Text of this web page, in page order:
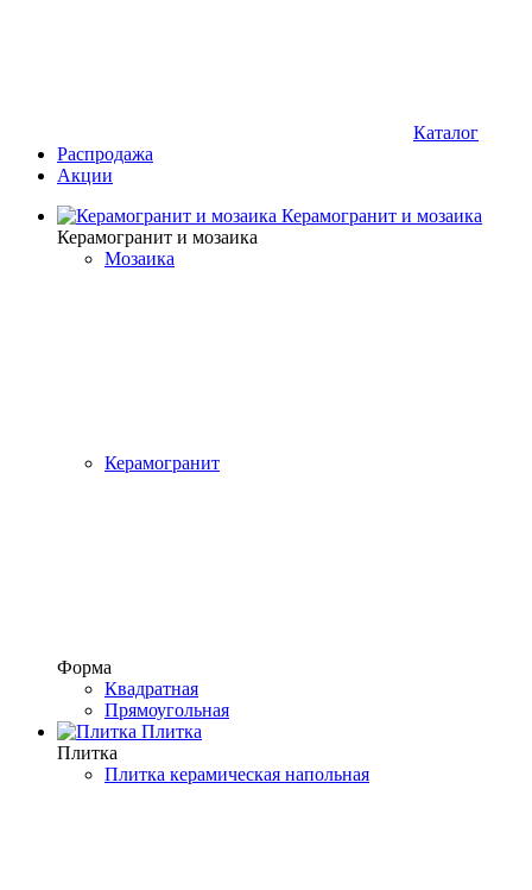
Каталог
Распродажа
Акции
Керамогранит и мозаика
Керамогранит и мозаика
Мозаика
Керамогранит
Форма
Квадратная
Прямоугольная
Плитка
Плитка
Плитка керамическая напольная